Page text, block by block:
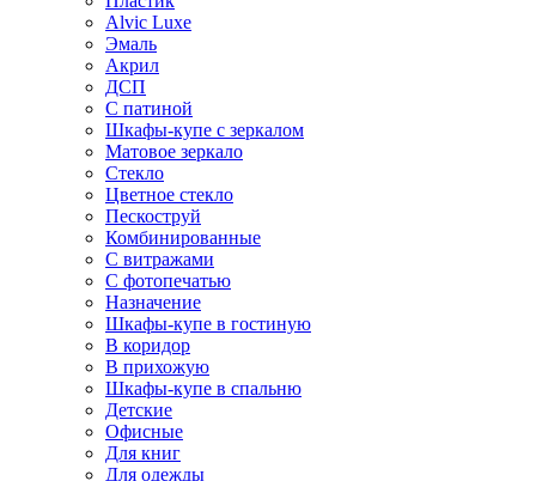
Alvic Luxe
Эмаль
Акрил
ДСП
С патиной
Шкафы-купе с зеркалом
Матовое зеркало
Стекло
Цветное стекло
Пескоструй
Комбинированные
С витражами
С фотопечатью
Назначение
Шкафы-купе в гостиную
В коридор
В прихожую
Шкафы-купе в спальню
Детские
Офисные
Для книг
Для одежды